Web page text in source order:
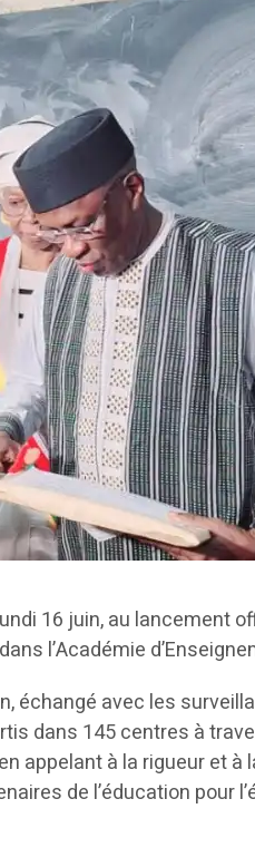
16 juin, au
l’Académie
échangé avec les
dans 145 centres à
appelant à la rigueur et
de l’éducation pour